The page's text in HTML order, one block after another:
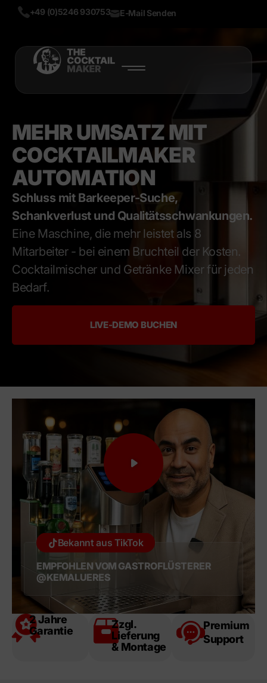
+49 (0)5246 930753 E-Mail Senden
START
ÜBER UNS
BLOG
MEHR
LIVE DEMO
TEST NOW
Versand
Garantie
MEHR UMSATZ MIT
COCKTAILMAKER
AUTOMATION
Schluss mit Barkeeper-Suche,
Schankverlust und Qualitätsschwankungen.
Eine Maschine, die mehr leistet als 8
Mitarbeiter - bei einem Bruchteil der Kosten.
Cocktailmischer und Getränke Mixer für jeden
Bedarf.
LIVE-DEMO BUCHEN
2 Jahre
Garantie
Zzgl.
Lieferung
& Montage
Premium
Support
EMPFOHLEN VOM GASTROFLÜSTERER
@KEMALUERES
Bekannt aus TikTok